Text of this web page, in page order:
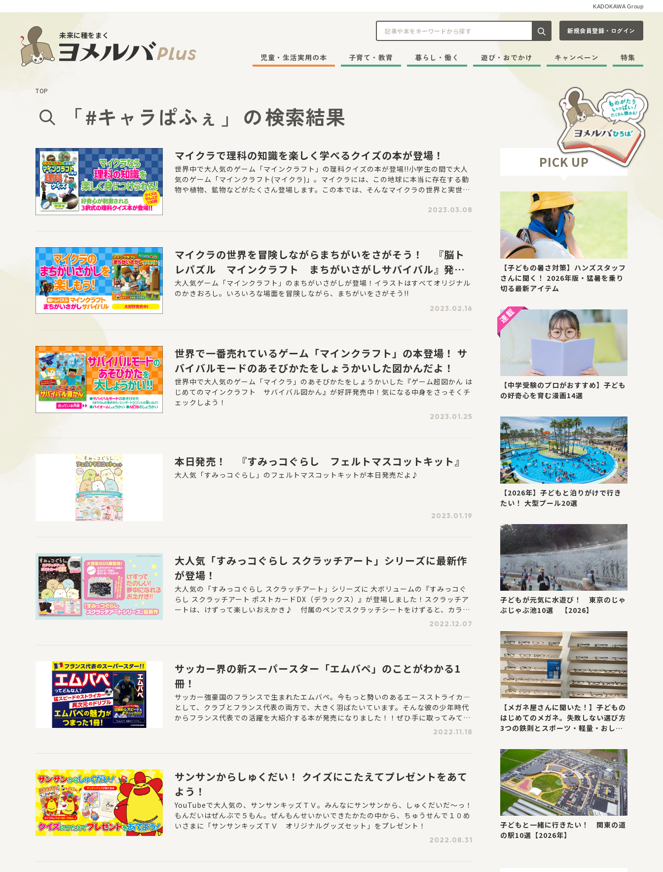
KADOKAWA Group
未来に種をまく 記事や本をキーワードから探す
新規会員登録・ログイン
児童・生活実用の本 子育て・教育 暮らし・働く 遊び・おでかけ キャンペーン 特集
TOP
「#キャラぱふぇ 」 の検索結果
マイクラで理科の知識を楽しく学べるクイズの本が登場！
世界中で大人気のゲーム「マインクラフト」の理科クイズの本が登場!!小学生の間で大人
気のゲーム「マインクラフト(マイクラ)」。マイクラには、この地球に本当に存在する動
物や植物、鉱物などがたくさん登場します。この本では、そんなマイクラの世界と実世界
2023.03.08
マイクラの世界を冒険しながらまちがいをさがそう！ 『脳ト
レパズル マインクラフト まちがいさがしサバイバル』発売
中！
大人気ゲーム「マインクラフト」のまちがいさがしが登場！イラストはすべてオリジナル
のかきおろし。いろいろな場面を冒険しながら、まちがいをさがそう!!
2023.02.16
世界で一番売れているゲーム「マインクラフト」の本登場！ サ
バイバルモードのあそびかたをしょうかいした図かんだよ！
世界中で大人気のゲーム「マイクラ」のあそびかたをしょうかいした『ゲーム超図かん は
じめてのマインクラフト サバイバル図かん』が好評発売中！気になる中身をさっそくチ
ェックしよう！
2023.01.25
本日発売！ 『すみっコぐらし フェルトマスコットキット』
大人気「すみっコぐらし」のフェルトマスコットキットが本日発売だよ♪
2023.01.19
大人気「すみっコぐらし スクラッチアート」シリーズに最新作
が登場！
大人気の「すみっコぐらし スクラッチアート」シリーズに 大ボリュームの『すみっコぐ
らし スクラッチアート ポストカードDX（デラックス）』が登場しました！スクラッチア
ートは、けずって楽しいおえかき♪ 付属のペンでスクラッチシートをけずると、カラフ
ルなすみっコたちのイラストがでてきます。 「星空さんぽ」「おばけのナイトパーク」
2022.12.07
サッカー界の新スーパースター「エムバペ」のことがわかる1
冊！
サッカー強豪国のフランスで生まれたエムバペ。今もっと勢いのあるエースストライカ―
として、クラブとフランス代表の両方で、大きく羽ばたいています。そんな彼の少年時代
からフランス代表での活躍を大紹介する本が発売になりました！！ぜひ手に取ってみてく
2022.11.18
サンサンからしゅくだい！ クイズにこたえてプレゼントをあて
よう！
YouTubeで大人気の、サンサンキッズＴＶ。みんなにサンサンから、しゅくだいだ～っ！
もんだいはぜんぶで５もん。ぜんもんせいかいできたかたの中から、ちゅうせんで１０め
いさまに「サンサンキッズＴＶ オリジナルグッズセット」をプレゼント！
2022.08.31
PICK UP
【子どもの暑さ対策】ハンズスタッフ
さんに聞く！ 2026年版・猛暑を乗り
切る最新アイテム
【中学受験のプロがおすすめ】子ども
の好奇心を育む漫画14選
【2026年】子どもと泊りがけで行き
たい！ 大型プール20選
子どもが元気に水遊び！ 東京のじゃ
ぶじゃぶ池10選 【2026】
【メガネ屋さんに聞いた！】子どもの
はじめてのメガネ。失敗しない選び方
3つの鉄則とスポーツ・軽量・おしゃ
子どもと一緒に行きたい！ 関東の道
の駅10選【2026年】